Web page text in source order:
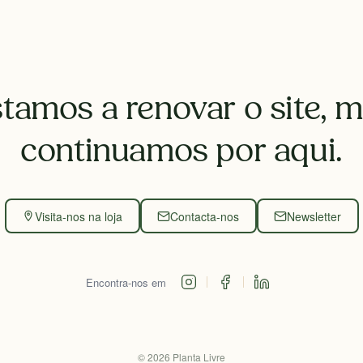
a renovar o site,
continuamos por aqui.
Visita-nos na loja Contacta-nos Newsletter
Encontra-nos em
©2026 Planta Livre